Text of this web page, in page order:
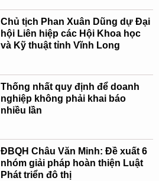
Chủ tịch Phan Xuân Dũng dự Đại
hội Liên hiệp các Hội Khoa học
và Kỹ thuật tỉnh Vĩnh Long
Thống nhất quy định để doanh
nghiệp không phải khai báo
nhiều lần
ĐBQH Châu Văn Minh: Đề xuất 6
nhóm giải pháp hoàn thiện Luật
Phát triển đô thị